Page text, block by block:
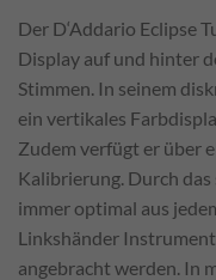
Der D‘Addario Eclipse
Display auf und hinter
Stimmen. In seinem
ein vertikales
Zudem verfügt er über
Kalibrierung. Durch
immer optimal aus
Linkshänder
angebracht werden. In